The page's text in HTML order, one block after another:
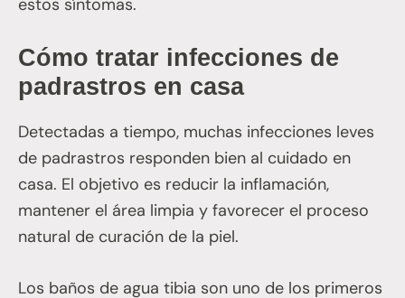
estos síntomas.
Cómo tratar infecciones de
padrastros en casa
Detectadas a tiempo, muchas infecciones leves
de padrastros responden bien al cuidado en
casa. El objetivo es reducir la inflamación,
mantener el área limpia y favorecer el proceso
natural de curación de la piel.
Los baños de agua tibia son uno de los primeros